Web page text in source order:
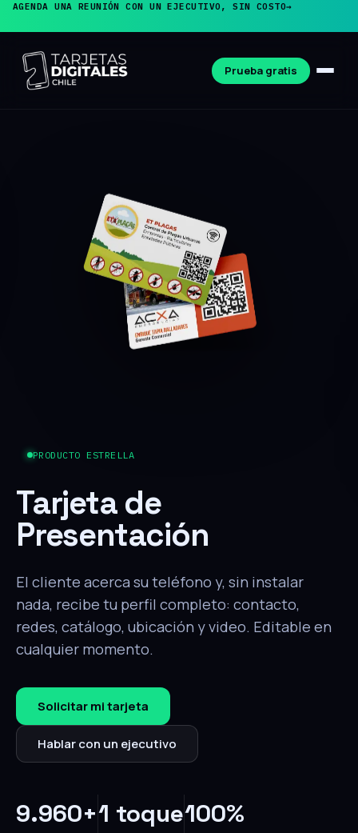
AGENDA UNA REUNIÓN CON UN EJECUTIVO, SIN COSTO→
Prueba gratis
PRODUCTO ESTRELLA
Tarjeta de
Presentación
El cliente acerca su teléfono y, sin instalar
nada, recibe tu perfil completo: contacto,
redes, catálogo, ubicación y video. Editable en
cualquier momento.
Solicitar mi tarjeta
Hablar con un ejecutivo
9.960+1 toque100%